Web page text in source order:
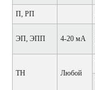
П, РП
ЭП, ЭПП 4-20 мА
ТН Любой